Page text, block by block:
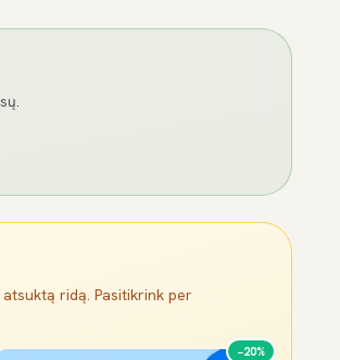
ridą. Pasitikrink per
−20%